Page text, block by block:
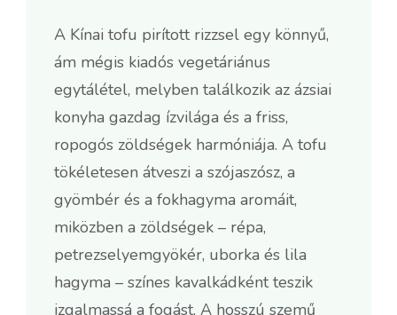
A Kínai tofu pirított rizzsel egy könnyű,
ám mégis kiadós vegetáriánus
egytálétel, melyben találkozik az ázsiai
konyha gazdag ízvilága és a friss,
ropogós zöldségek harmóniája. A tofu
tökéletesen átveszi a szójaszósz, a
gyömbér és a fokhagyma aromáit,
miközben a zöldségek – répa,
petrezselyemgyökér, uborka és lila
hagyma – színes kavalkádként teszik
izgalmassá a fogást. A hosszú szemű